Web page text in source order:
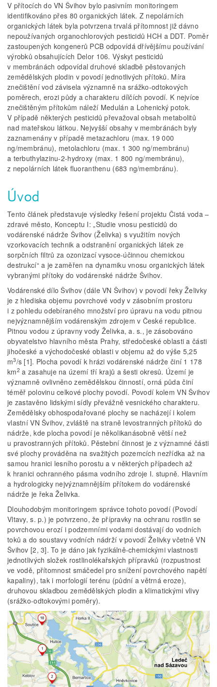
V přítocích do VN Švihov bylo pasivním monitoringem
identifikováno přes 80 organických látek. Z nepolárních
organických látek byla potvrzena trvalá přítomnost již dávno
nepoužívaných organochlorových pesticidů HCH a DDT. Poměr
zastoupených kongenerů PCB odpovídá dřívějšímu používání
výrobků obsahujících Delor 106. Výskyt pesticidů
v membránách odpovídal druhové skladbě pěstovaných
zemědělských plodin v povodí jednotlivých přítoků. Míra
znečištění vod závisela významně na srážko-odtokových
poměrech, erozi půdy a charakteru dílčích povodí. K nejvíce
znečištěným přítokům náleží Medulán a Lohenický potok.
V případě některých pesticidů převažoval obsah metabolitů
nad mateřskou látkou. Nejvyšší obsahy v membránách byly
zaznamenány v případě metazachloru (max. 19 000
ng/membránu), metolachloru (max. 1 300 ng/membránu)
a terbuthylazinu-2-hydroxy (max. 1 800 ng/membránu),
z nepolárních látek fluoranthenu (683 ng/membránu).
Úvod
Tento článek představuje výsledky řešení projektu Čistá voda –
zdravé město, Konceptu I: „Studie vnosu pesticidů do
vodárenské nádrže Švihov (Želivka) s využitím nových
vzorkovacích technik a odstranění organických látek ze
sorpčních filtrů za ozonizací vysoce-účinnou chemickou
destrukcí“ a je zaměřen na dynamiku vnosu organických látek
vybranými přítoky do vodárenské nádrže Švihov.
Vodárenské dílo Švihov (dále VN Švihov) v povodí řeky Želivky
je z hlediska objemu povrchové vody v zásobním prostoru
i z pohledu odebíraného množství pro úpravu na vodu pitnou
nejvýznamnějším vodárenským zdrojem v České republice.
Pitnou vodou z úpravny vody Želivka, a. s., je zásobováno
obyvatelstvo hlavního města Prahy, středočeské oblasti a části
jihočeské a východočeské oblasti v objemu až do výše 5,25
m3/s [1]. Plocha povodí k hrázi vodárenské nádrže činí 1 178
km2a zasahuje na území tří krajů a šesti okresů. Území je
významně ovlivněno zemědělskou činností, orná půda činí
téměř polovinu celkové plochy povodí. Povodí kolem VN Švihov
je zastavěno lidskými sídly převážně vesnického charakteru.
Zemědělsky obhospodařované plochy se nacházejí i kolem
vlastní VN Švihov, zvláště na straně levostranných přítoků do
nádrže, kde plocha povodí je několikanásobně větší než
u pravostranných přítoků. Pěstební činnost je z významné části
své plochy prováděna na svažitých pozemcích nezřídka až na
samou hranici lesního porostu a v některých případech až
k hranici ochranného pásma vodního zdroje I. stupně. Hlavním
a hydrologicky nejvýznamnějším přítokem do vodárenské
nádrže je řeka Želivka.
Dlouhodobým monitoringem správce tohoto povodí (Povodí
Vltavy, s. p.) je potvrzeno, že přípravky na ochranu rostlin se
povrchovou erozí i podzemními vodami dostávají do vodních
toků a do soustavy vodních nádrží v povodí Želivky včetně VN
Švihov [2, 3]. To je dáno jak fyzikálně-chemickými vlastnosti
jednotlivých složek rostlinolékařských přípravků (rozpustnost
ve vodě, přítomnost smáčedel pro snížení povrchového napětí
kapaliny), tak i morfologií terénu (půdní a větrná eroze),
druhovou skladbou zemědělských plodin a klimatickými vlivy
(srážko-odtokovými poměry).